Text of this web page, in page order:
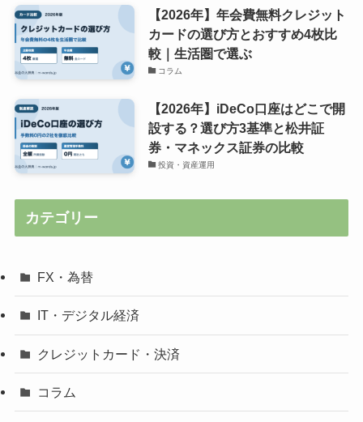
【2026年】年会費無料クレジット
カードの選び方とおすすめ4枚比
較｜生活圏で選ぶ
コラム
【2026年】iDeCo口座はどこで開
設する？選び方3基準と松井証
券・マネックス証券の比較
投資・資産運用
カテゴリー
FX・為替
IT・デジタル経済
クレジットカード・決済
コラム